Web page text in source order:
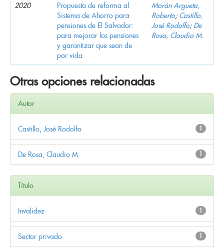
2020
Propuesta de reforma al
Sistema de Ahorro para
pensiones de El Salvador:
para mejorar las pensiones
y garantizar que sean de
por vida
Morán Argueta,
Roberto; Castillo,
José Rodolfo; De
Rosa, Claudio M.
Otras opciones relacionadas
Autor
1
Castillo, José Rodolfo
1
De Rosa, Claudio M.
Título
1
Invalidez
1
Sector privado